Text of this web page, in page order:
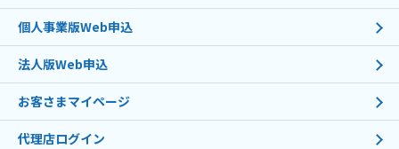
個人事業版Web申込
法人版Web申込
お客さまマイページ
代理店ログイン